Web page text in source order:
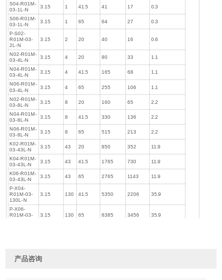
S04-R01M-
03-1L-N 3.15 1 41.5 41 17 0.3
S06-R01M-
03-1L-N 3.15 1 65 64 27 0.3
P-S02-
R01M-03-
2L-N
3.15 2 20 40 16 0.6
N02-R01M-
03-4L-N
3.15 4 20 80 33
1.1
N04-R01M-
03-4L-N
3.15 4 41.5 165 68
1.1
N06-R01M-
03-4L-N
3.15 4 65 255 106 1.1
N02-R01M-
03-8L-N 3.15 8 20 160 65 2.2
N04-R01M-
03-8L-N 3.15 8 41.5 330 136 2.2
N06-R01M-
03-8L-N 3.15 8 65 515 213 2.2
K02-R01M-
03-43L-N 3.15 43 20 850 352 11.9
K04-R01M-
03-43L-N 3.15 43 41.5 1765 730 11.9
K06-R01M-
03-43L-N 3.15 43 65 2765 1143 11.9
P-X04-
R01M-03-
130L-N
3.15 130 41.5 5350 2206 35.9
P-X06-
R01M-03-
3.15 130 65 8385 3456 35.9
产品咨询